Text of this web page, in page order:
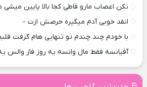
نکن اعصاب مارو قاطی کجا بالا پایین میشی
انقد خوبی آدم میگیره حرصش ازت –
با خودم چند چندم تو تنهایی هام گرفت
آفیانسه فقط مال وانسه یه روز فاز والس